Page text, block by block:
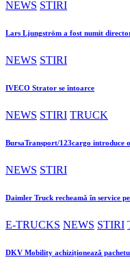
NEWS STIRI
Lars Ljungström a fost numit
NEWS STIRI
IVECO Strator se întoarce
NEWS STIRI TRUCK
BursaTransport/123cargo introduce
NEWS STIRI
Daimler Truck recheamă în service
E-TRUCKS NEWS STIRI
DKV Mobility achiziționează